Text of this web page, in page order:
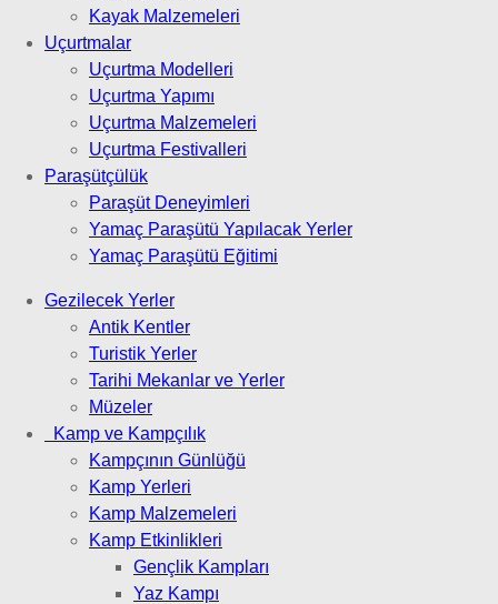
Kayak Malzemeleri
Uçurtmalar
Uçurtma Modelleri
Uçurtma Yapımı
Uçurtma Malzemeleri
Uçurtma Festivalleri
Paraşütçülük
Paraşüt Deneyimleri
Yamaç Paraşütü Yapılacak Yerler
Yamaç Paraşütü Eğitimi
Gezilecek Yerler
Antik Kentler
Turistik Yerler
Tarihi Mekanlar ve Yerler
Müzeler
Kamp ve Kampçılık
Kampçının Günlüğü
Kamp Yerleri
Kamp Malzemeleri
Kamp Etkinlikleri
Gençlik Kampları
Yaz Kampı